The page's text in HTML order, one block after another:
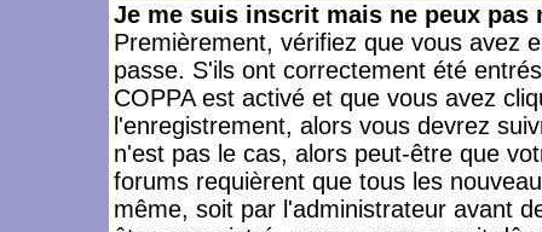
Je me suis inscrit mais ne peux pas
Premièrement, vérifiez que vous avez
passe. S'ils ont correctement été
COPPA est activé et que vous avez
l'enregistrement, alors vous devrez
n'est pas le cas, alors peut-être que
forums requièrent que tous les
même, soit par l'administrateur avant